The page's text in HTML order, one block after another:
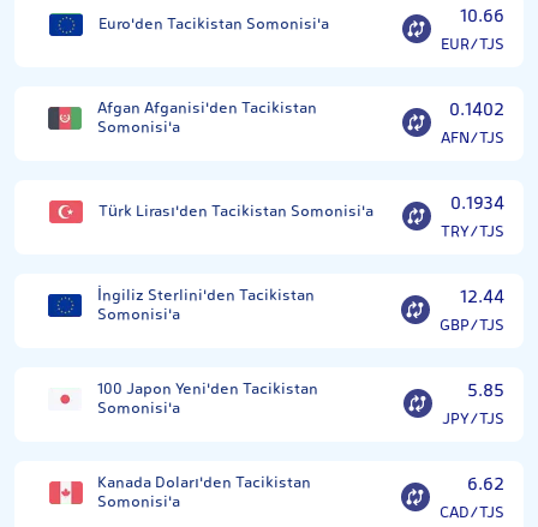
Euro'den Tacikistan Somonisi'a 10.66
EUR/TJS
Afgan Afganisi'den Tacikistan
Somonisi'a
0.1402
AFN/TJS
Türk Lirası'den Tacikistan Somonisi'a 0.1934
TRY/TJS
İngiliz Sterlini'den Tacikistan
Somonisi'a
12.44
GBP/TJS
100 Japon Yeni'den Tacikistan
Somonisi'a
5.85
JPY/TJS
Kanada Doları'den Tacikistan
Somonisi'a
6.62
CAD/TJS